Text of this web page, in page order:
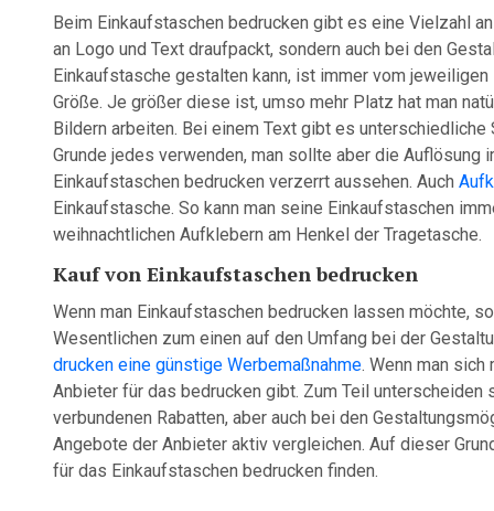
Beim Einkaufstaschen bedrucken gibt es eine Vielzahl
an Logo und Text draufpackt, sondern auch bei den
Einkaufstasche gestalten kann, ist immer vom
Größe. Je größer diese ist, umso mehr Platz hat man
Bildern arbeiten. Bei einem Text gibt es unterschiedliche
Grunde jedes verwenden, man sollte aber die Auflösung
Einkaufstaschen bedrucken verzerrt aussehen. Auch
Einkaufstasche. So kann man seine Einkaufstaschen
weihnachtlichen Aufklebern am Henkel der Tragetasche.
Kauf von Einkaufstaschen bedrucken
Wenn man Einkaufstaschen bedrucken lassen möchte,
Wesentlichen zum einen auf den Umfang bei der
drucken eine günstige Werbemaßnahme. Wenn man
Anbieter für das bedrucken gibt. Zum Teil
verbundenen Rabatten, aber auch bei den
Angebote der Anbieter aktiv vergleichen. Auf dieser
für das Einkaufstaschen bedrucken finden.